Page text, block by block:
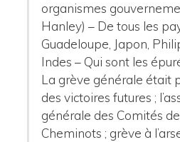
organismes
Hanley) – De tous les
Guadeloupe, Japon,
Indes – Qui sont les
La grève générale était
des victoires futures ;
générale des Comités
Cheminots ; grève à